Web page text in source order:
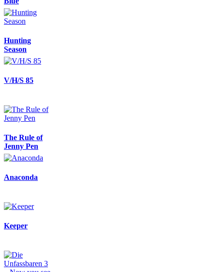
Hunting
Season
V/H/S 85
The Rule of
Jenny Pen
Anaconda
Keeper